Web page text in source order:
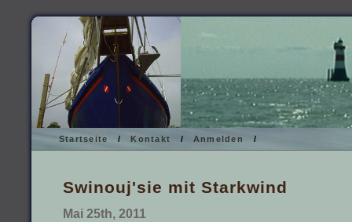
Startseite / Kontakt / Anmelden /
Swinouj'sie mit Starkwind
Mai 25th, 2011